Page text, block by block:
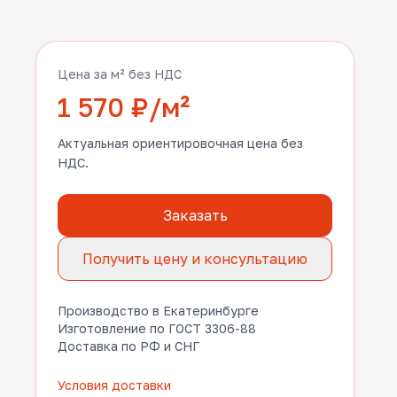
Цена за м² без НДС
1 570 ₽/м²
Актуальная ориентировочная цена без
НДС.
Заказать
Получить цену и консультацию
Производство в Екатеринбурге
Изготовление по ГОСТ 3306-88
Доставка по РФ и СНГ
Условия доставки